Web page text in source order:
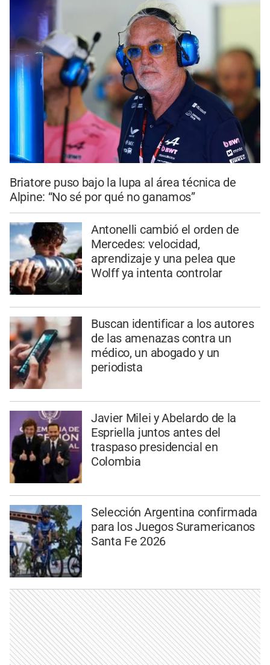
Briatore puso bajo la lupa al área técnica de
Alpine: “No sé por qué no ganamos”
Antonelli cambió el orden de
Mercedes: velocidad,
aprendizaje y una pelea que
Wolff ya intenta controlar
Buscan identificar a los autores
de las amenazas contra un
médico, un abogado y un
periodista
Javier Milei y Abelardo de la
Espriella juntos antes del
traspaso presidencial en
Colombia
Selección Argentina confirmada
para los Juegos Suramericanos
Santa Fe 2026